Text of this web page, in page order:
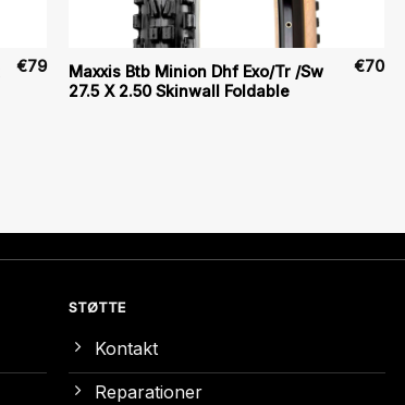
€79
Maxxis Btb Minion Dhf Exo/Tr /Sw
27.5 X 2.50 Skinwall Foldable
€70
STØTTE
Kontakt
Reparationer